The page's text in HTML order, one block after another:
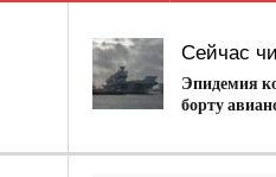
Сейчас
Эпидемия
борту